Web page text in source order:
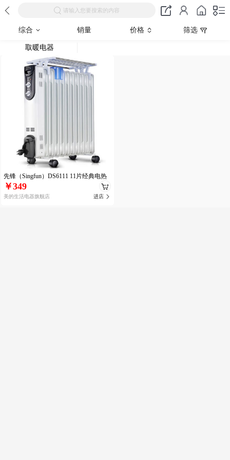
请输入您要搜索的内容
综合 销量 价格 筛选
取暖电器
先锋（Singfun）DS6111 11片经典电热
油汀取暖器
￥349
进店
美的生活电器旗舰店